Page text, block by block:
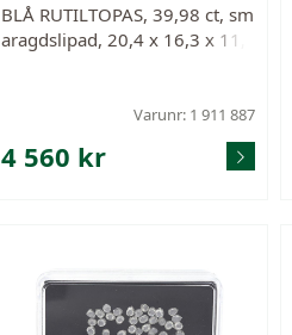
BLÅ RUTILTOPAS, 39,98 ct, sm
aragdslipad, 20,4 x 16,3 x 11,
Varunr: 1 911 887
4 560 kr